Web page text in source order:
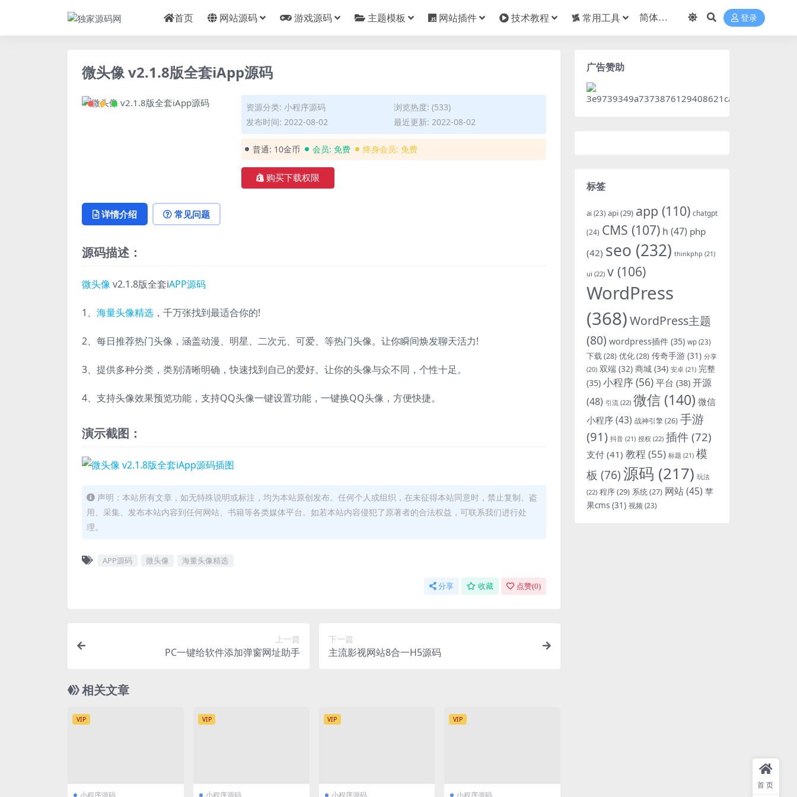
首页 网站源码 游戏源码 主题模板 网站插件 技术教程 常用工具 登录
微头像 v2.1.8版全套iApp源码
资源分类: 小程序源码
浏览热度: (533)
发布时间: 2022-08-02
最近更新: 2022-08-02
普通: 10金币 会员: 免费 终身会员: 免费
购买下载权限
详情介绍 常见问题
源码描述：
微头像v2.1.8版全套iAPP源码
1、 海量头像精选 ，千万张找到最适合你的!
2、每日推荐热门头像，涵盖动漫、明星、二次元、可爱、等热门头像。让你瞬间焕发聊天活力!
3、提供多种分类，类别清晰明确，快速找到自己的爱好。让你的头像与众不同，个性十足。
4、支持头像效果预览功能，支持QQ头像一键设置功能，一键换QQ头像，方便快捷。
演示截图：
声明：本站所有文章，如无特殊说明或标注，均为本站原创发布。任何个人或组织，在未征得本站同意时，禁止复制、盗
用、采集、发布本站内容到任何网站、书籍等各类媒体平台。如若本站内容侵犯了原著者的合法权益，可联系我们进行处
理。
APP源码 微头像 海量头像精选
分享 收藏 点赞(0)
上一篇
PC一键给软件添加弹窗网址助手
下一篇
主流影视网站8合一H5源码
相关文章
VIP VIP VIP VIP
广告赞助
标签
ai (23) api(29) app (110) chatgpt
(24) CMS (107) h (47) php
(42) seo (232) thinkphp (21)
ui (22) v (106)
WordPress
(368)WordPress主题
(80) wordpress插件 (35) wp (23)
下载(28) 优化(28) 传奇手游 (31) 分享
(20) 双端 (32) 商城 (34) 安卓 (21) 完整
(35) 小程序(56) 平台 (38) 开源
(48) 引流 (22) 微信 (140) 微信
小程序(43) 战神引擎(26) 手游
(91) 抖音 (21) 授权 (22) 插件 (72)
支付 (41) 教程 (55) 标题 (21) 模
板 (76)源码 (217) 玩法
(22) 程序(29) 系统(27) 网站(45) 苹
果cms (31) 视频 (23)
首页